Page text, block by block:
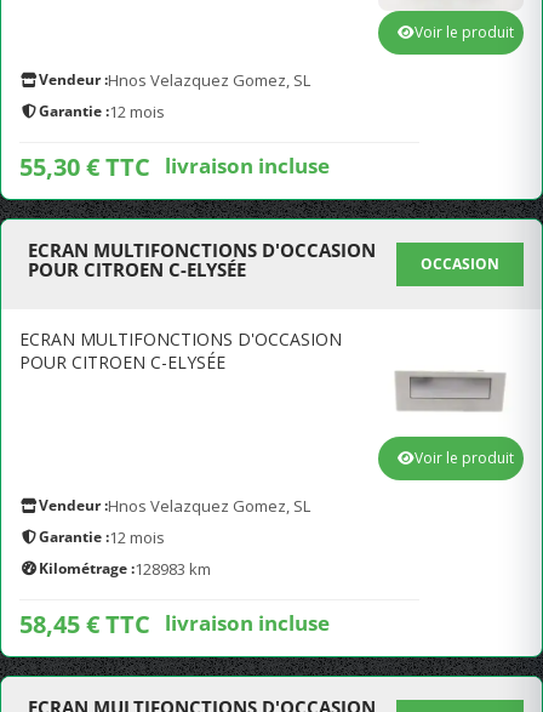
Vendeur :Hnos Velazquez Gomez, SL
Garantie :12 mois
55,30 € TTC livraison incluse
Voir le produit
ECRAN MULTIFONCTIONS D'OCCASION
POUR CITROEN C-ELYSÉE
OCCASION
ECRAN MULTIFONCTIONS D'OCCASION
POUR CITROEN C-ELYSÉE
Vendeur :Hnos Velazquez Gomez, SL
Garantie :12 mois
Kilométrage :128983 km
58,45 € TTC livraison incluse
Voir le produit
ECRAN MULTIFONCTIONS D'OCCASION